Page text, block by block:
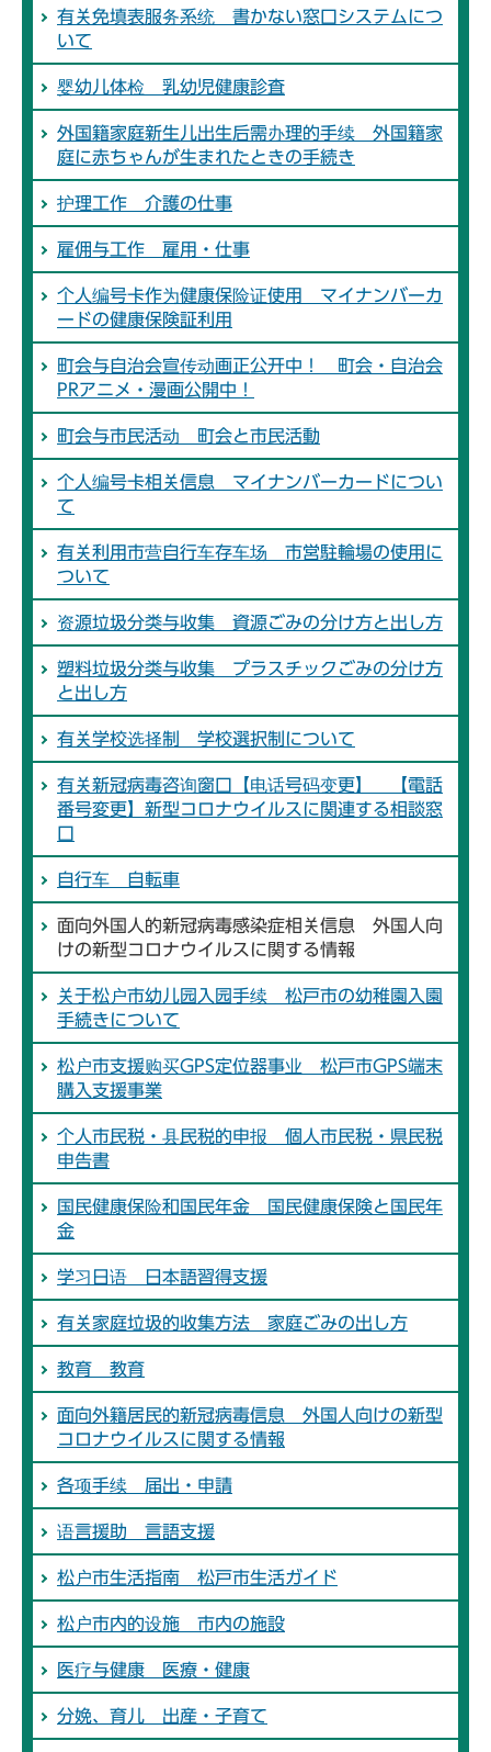
有关免填表服务系统 書かない窓口システムにつ
いて
婴幼儿体检 乳幼児健康診査
外国籍家庭新生儿出生后需办理的手续 外国籍家
庭に赤ちゃんが生まれたときの手続き
护理工作 介護の仕事
雇佣与工作 雇用・仕事
个人编号卡作为健康保险证使用 マイナンバーカ
ードの健康保険証利用
町会与自治会宣传动画正公开中！ 町会・自治会
PRアニメ・漫画公開中！
町会与市民活动 町会と市民活動
个人编号卡相关信息 マイナンバーカードについ
て
有关利用市营自行车存车场 市営駐輪場の使用に
ついて
资源垃圾分类与收集 資源ごみの分け方と出し方
塑料垃圾分类与收集 プラスチックごみの分け方
と出し方
有关学校选择制 学校選択制について
有关新冠病毒咨询窗口【电话号码变更】 【電話
番号変更】新型コロナウイルスに関連する相談窓
口
自行车 自転車
面向外国人的新冠病毒感染症相关信息 外国人向
けの新型コロナウイルスに関する情報
关于松户市幼儿园入园手续 松戸市の幼稚園入園
手続きについて
松户市支援购买GPS定位器事业 松戸市GPS端末
購入支援事業
个人市民税・县民税的申报 個人市民税・県民税
申告書
国民健康保险和国民年金 国民健康保険と国民年
金
学习日语 日本語習得支援
有关家庭垃圾的收集方法 家庭ごみの出し方
教育 教育
面向外籍居民的新冠病毒信息 外国人向けの新型
コロナウイルスに関する情報
各项手续 届出・申請
语言援助 言語支援
松户市生活指南 松戸市生活ガイド
松户市内的设施 市内の施設
医疗与健康 医療・健康
分娩、育儿 出産・子育て